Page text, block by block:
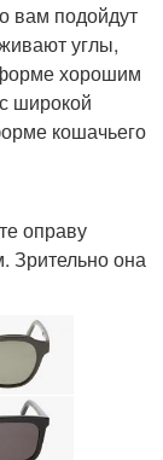
вам подойдут
углы,
хорошим
широкой
кошачьего
оправу
Зрительно она